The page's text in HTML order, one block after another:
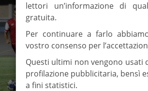
lettori un’informazione di
gratuita.
Per continuare a farlo
vostro consenso per
Questi ultimi non vengono usati
profilazione pubblicitaria, bensì
a fini statistici.